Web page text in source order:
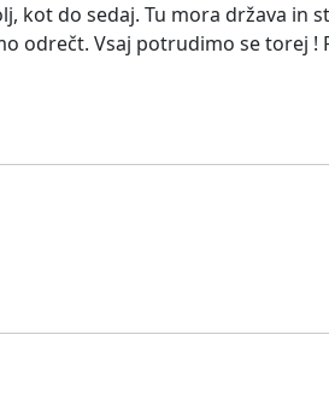
do sedaj. Tu mora država in
Vsaj potrudimo se torej !